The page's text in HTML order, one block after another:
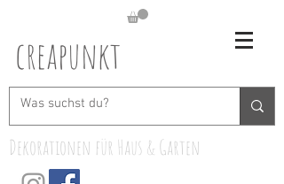
creapunkt
Dekorationen für Haus & Garten